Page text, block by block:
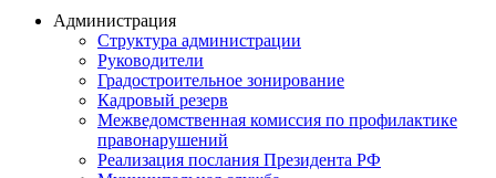
Администрация
Структура администрации
Руководители
Градостроительное зонирование
Кадровый резерв
Межведомственная комиссия по профилактике
правонарушений
Реализация послания Президента РФ